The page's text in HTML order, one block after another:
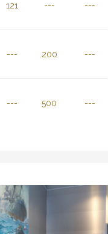
121 --- ---
--- 200 ---
--- 500 ---